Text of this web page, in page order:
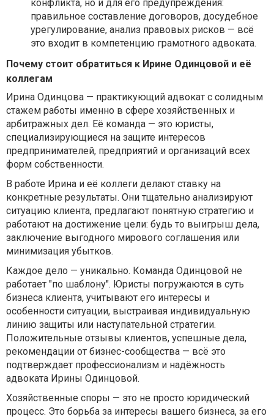
конфликта, но и для его предупреждения:
правильное составление договоров, досудебное
урегулирование, анализ правовых рисков — всё
это входит в компетенцию грамотного адвоката.
Почему стоит обратиться к Ирине Одинцовой и её
коллегам
Ирина Одинцова — практикующий адвокат с солидным
стажем работы именно в сфере хозяйственных и
арбитражных дел. Её команда — это юристы,
специализирующиеся на защите интересов
предпринимателей, предприятий и организаций всех
форм собственности.
В работе Ирина и её коллеги делают ставку на
конкретные результаты. Они тщательно анализируют
ситуацию клиента, предлагают понятную стратегию и
работают на достижение цели: будь то выигрыш дела,
заключение выгодного мирового соглашения или
минимизация убытков.
Каждое дело — уникально. Команда Одинцовой не
работает "по шаблону". Юристы погружаются в суть
бизнеса клиента, учитывают его интересы и
особенности ситуации, выстраивая индивидуальную
линию защиты или наступательной стратегии.
Положительные отзывы клиентов, успешные дела,
рекомендации от бизнес-сообщества — всё это
подтверждает профессионализм и надёжность
адвоката Ирины Одинцовой.
Хозяйственные споры — это не просто юридический
процесс. Это борьба за интересы вашего бизнеса, за его